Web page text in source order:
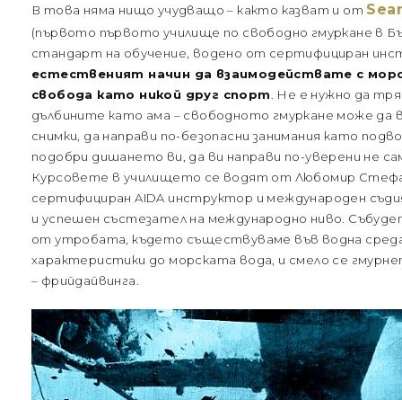
В това няма нищо учудващо – както казват и от
(първото първото училище по свободно гмуркане в
стандарт на обучение, водено от сертифициран
естественият начин да взаимодействате с
свобода като никой друг спорт
. Не е нужно да
дълбините като ама – свободното гмуркане може да
снимки, да направи по-безопасни занимания като
подобри дишането ви, да ви направи по-уверени не
Курсовете в училището се водят от Любомир
сертифициран AIDA инструктор и международен
и успешен състезател на международно ниво.
от утробата, където съществуваме във водна
характеристики до морската вода, и смело се
– фрийдайвинга.